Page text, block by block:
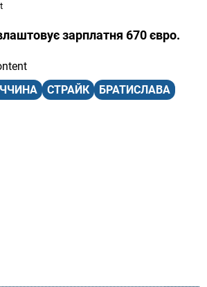
зарплатня 670 євро.
СТРАЙК
БРАТИСЛАВА